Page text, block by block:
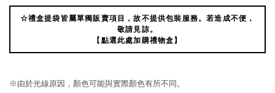
☆禮盒提袋皆屬單獨販賣項目，故不提供包裝服務。若造成不便，
敬請見諒。
【點選此處加購禮物盒】
※由於光線原因，顏色可能與實際顏色有所不同。